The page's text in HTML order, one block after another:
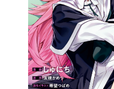
オーバーラ
ロサージュ